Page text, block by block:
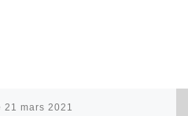
21 mars 2021